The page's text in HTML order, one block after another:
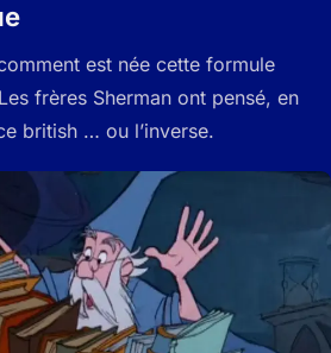
est née cette formule
frères Sherman ont pensé, en
british … ou l’inverse.